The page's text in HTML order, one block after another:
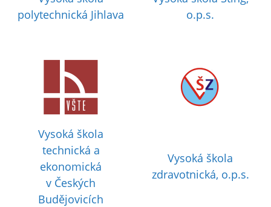
polytechnická Jihlava
o.p.s.
Vysoká škola
technická a
ekonomická
v Českých
Budějovicích
Vysoká škola
zdravotnická, o.p.s.